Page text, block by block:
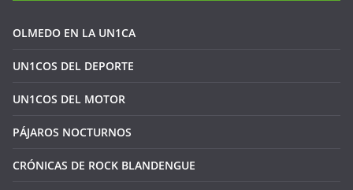
OLMEDO EN LA UN1CA
UN1COS DEL DEPORTE
UN1COS DEL MOTOR
PÁJAROS NOCTURNOS
CRÓNICAS DE ROCK BLANDENGUE